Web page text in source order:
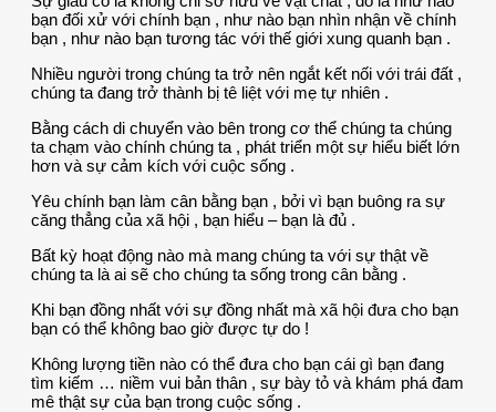
bạn đối xử với chính bạn , như nào bạn nhìn nhận về chính
bạn , như nào bạn tương tác với thế giới xung quanh bạn .
Nhiều người trong chúng ta trở nên ngắt kết nối với trái đất ,
chúng ta đang trở thành bị tê liệt với mẹ tự nhiên .
Bằng cách di chuyển vào bên trong cơ thể chúng ta chúng
ta chạm vào chính chúng ta , phát triển một sự hiểu biết lớn
hơn và sự cảm kích với cuộc sống .
Yêu chính bạn làm cân bằng bạn , bởi vì bạn buông ra sự
căng thẳng của xã hội , bạn hiểu – bạn là đủ .
Bất kỳ hoạt động nào mà mang chúng ta với sự thật về
chúng ta là ai sẽ cho chúng ta sống trong cân bằng .
Khi bạn đồng nhất với sự đồng nhất mà xã hội đưa cho bạn
bạn có thể không bao giờ được tự do !
Không lượng tiền nào có thể đưa cho bạn cái gì bạn đang
tìm kiếm … niềm vui bản thân , sự bày tỏ và khám phá đam
mê thật sự của bạn trong cuộc sống .